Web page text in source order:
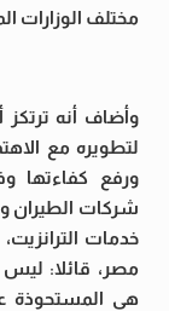
مختلف الوزارات
وأضاف أنه ترتكز
لتطويره مع
ورفع كفاءتها
شركات الطيران
خدمات
مصر، قائلا:
هى المستحوذة